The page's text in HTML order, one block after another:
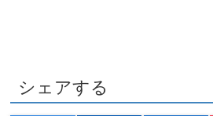
シェアする